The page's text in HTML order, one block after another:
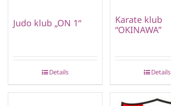
Judo klub „ON 1“
Details
Karate klub
“OKINAWA”
Details